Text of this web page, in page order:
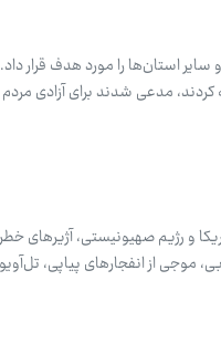
استان‌ها را مورد هدف قرار
به خاک کشورمان حمله کردند، مدعی شدند برای
و رژیم صهیونیستی، آژیرهای
موجی از انفجارهای پیاپی،